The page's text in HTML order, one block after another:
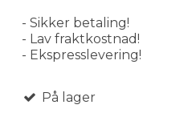
- Sikker betaling!
- Lav fraktkostnad!
- Ekspresslevering!
På lager